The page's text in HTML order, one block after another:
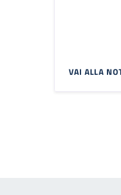
VAI ALLA